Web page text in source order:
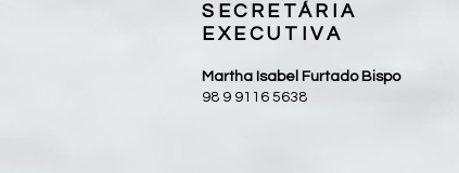
SECRETÁRIA
EXECUTIVA
Martha Isabel Furtado Bispo
98 9 9116 5638